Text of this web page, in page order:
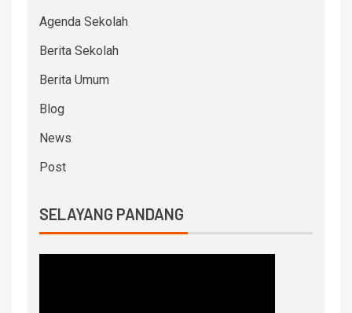
Agenda Sekolah
Berita Sekolah
Berita Umum
Blog
News
Post
SELAYANG PANDANG